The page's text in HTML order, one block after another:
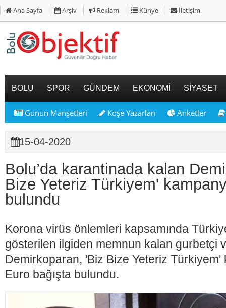
Ana Sayfa Arşiv Reklam Künye İletişim
BOLU SPOR GÜNDEM EKONOMİ SİYASET
Günün Manşetleri Köşe Yazarları Anketler
15-04-2020
Bolu’da karantinada kalan
Bize Yeteriz Türkiyem'
bulundu
Korona virüs önlemleri kapsamında
gösterilen ilgiden memnun kalan gurbetçi
Demirkoparan, 'Biz Bize Yeteriz Türkiyem'
Euro bağışta bulundu.